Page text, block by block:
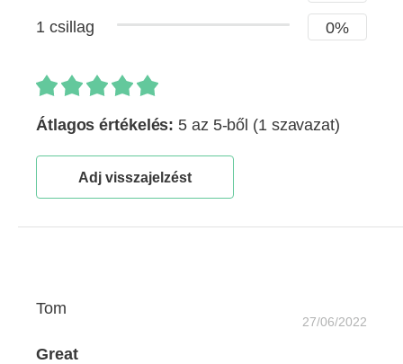
1 csillag 0%
Átlagos értékelés: 5 az 5-ből (1 szavazat)
Adj visszajelzést
Tom
27/06/2022
Great